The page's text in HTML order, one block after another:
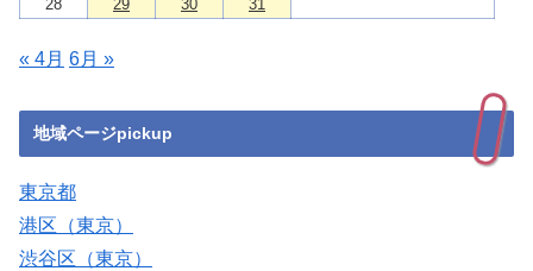
28
29 30 31
« 4月 6月 »
地域ページpickup
東京都
港区（東京）
渋谷区（東京）